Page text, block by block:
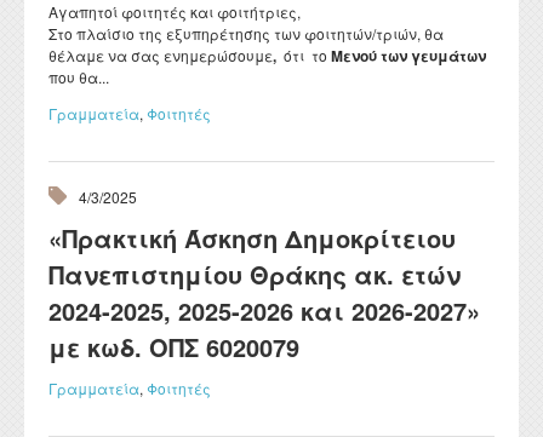
Αγαπητοί φοιτητές και φοιτήτριες,
Στο πλαίσιο της εξυπηρέτησης των φοιτητών/τριών, θα
θέλαμε να σας ενημερώσουμε, ότι το Μενού των γευμάτων
που θα...
Γραμματεία, Φοιτητές
4/3/2025
«Πρακτική Άσκηση Δημοκρίτειου
Πανεπιστημίου Θράκης ακ. ετών
2024-2025, 2025-2026 και 2026-2027»
με κωδ. ΟΠΣ 6020079
Γραμματεία, Φοιτητές